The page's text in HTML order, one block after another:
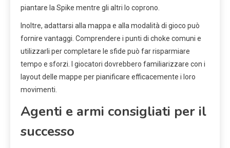
piantare la Spike mentre gli altri lo coprono.
Inoltre, adattarsi alla mappa e alla modalità di gioco può
fornire vantaggi. Comprendere i punti di choke comuni e
utilizzarli per completare le sfide può far risparmiare
tempo e sforzi. I giocatori dovrebbero familiarizzare con i
layout delle mappe per pianificare efficacemente i loro
movimenti.
Agenti e armi consigliati per il
successo